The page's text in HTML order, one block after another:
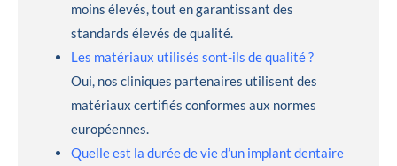
moins élevés, tout en garantissant des
standards élevés de qualité.
Les matériaux utilisés sont-ils de qualité ?
Oui, nos cliniques partenaires utilisent des
matériaux certifiés conformes aux normes
européennes.
Quelle est la durée de vie d’un implant dentaire